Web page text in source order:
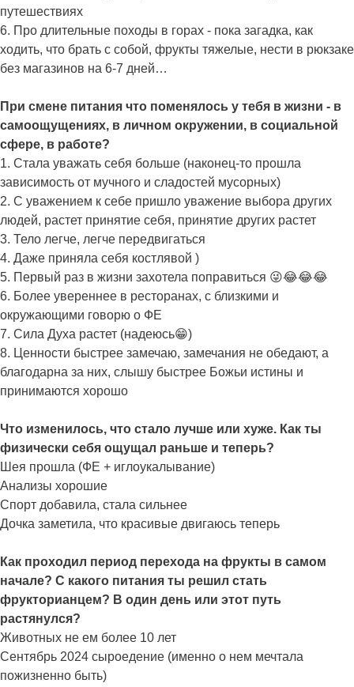
путешествиях
6. Про длительные походы в горах - пока загадка, как
ходить, что брать с собой, фрукты тяжелые, нести в рюкзаке
без магазинов на 6-7 дней…
При смене питания что поменялось у тебя в жизни - в
самоощущениях, в личном окружении, в социальной
сфере, в работе?
1. Стала уважать себя больше (наконец-то прошла
зависимость от мучного и сладостей мусорных)
2. С уважением к себе пришло уважение выбора других
людей, растет принятие себя, принятие других растет
3. Тело легче, легче передвигаться
4. Даже приняла себя костлявой )
5. Первый раз в жизни захотела поправиться 😜😂😂😂
6. Более увереннее в ресторанах, с близкими и
окружающими говорю о ФЕ
7. Сила Духа растет (надеюсь😁)
8. Ценности быстрее замечаю, замечания не обедают, а
благодарна за них, слышу быстрее Божьи истины и
принимаются хорошо
Что изменилось, что стало лучше или хуже. Как ты
физически себя ощущал раньше и теперь?
Шея прошла (ФЕ + иглоукалывание)
Анализы хорошие
Спорт добавила, стала сильнее
Дочка заметила, что красивые двигаюсь теперь
Как проходил период перехода на фрукты в самом
начале? С какого питания ты решил стать
фрукторианцем? В один день или этот путь
растянулся?
Животных не ем более 10 лет
Сентябрь 2024 сыроедение (именно о нем мечтала
пожизненно быть)